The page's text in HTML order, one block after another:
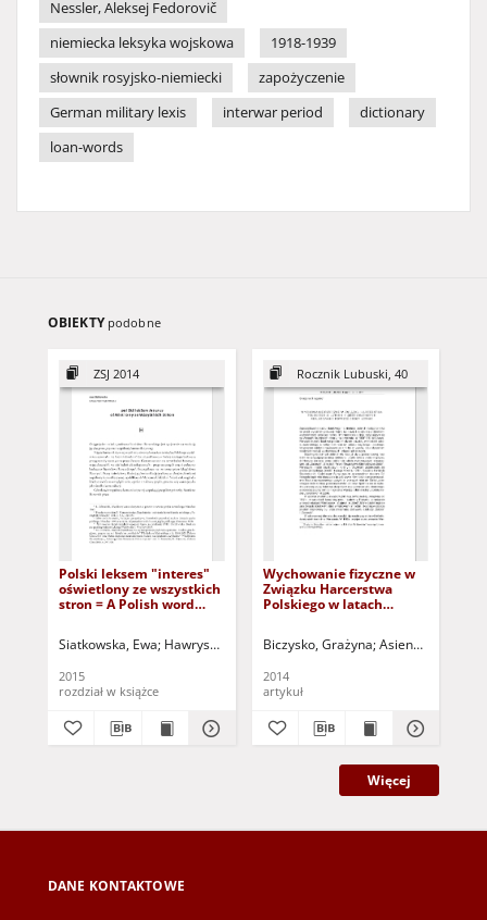
Nessler, Aleksej Fedorovič
niemiecka leksyka wojskowa
1918-1939
słownik rosyjsko-niemiecki
zapożyczenie
German military lexis
interwar period
dictionary
loan-words
OBIEKTY podobne
ZSJ 2014
Polski leksem "interes"
oświetlony ze wszystkich
stron = A Polish word
all sides
Siatkowska, Ewa Hawrysz, Magdalena - red. nauk. Uździcka,
2015
rozdział w książce
Rocznik Lubuski, 40
Wychowanie fizyczne w
Związku Harcerstwa
Polskiego w latach
realizowane poprzez
obozy letnie = Physical
scouting association in
the interwar years
summer camps
Biczysko, Grażyna Asienkiewicz,
2014
artykuł
Więcej
DANE KONTAKTOWE